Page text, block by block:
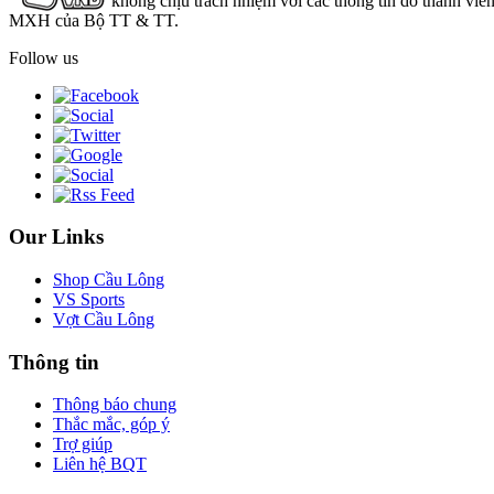
MXH của Bộ TT & TT.
Follow us
Our Links
Shop Cầu Lông
VS Sports
Vợt Cầu Lông
Thông tin
Thông báo chung
Thắc mắc, góp ý
Trợ giúp
Liên hệ BQT